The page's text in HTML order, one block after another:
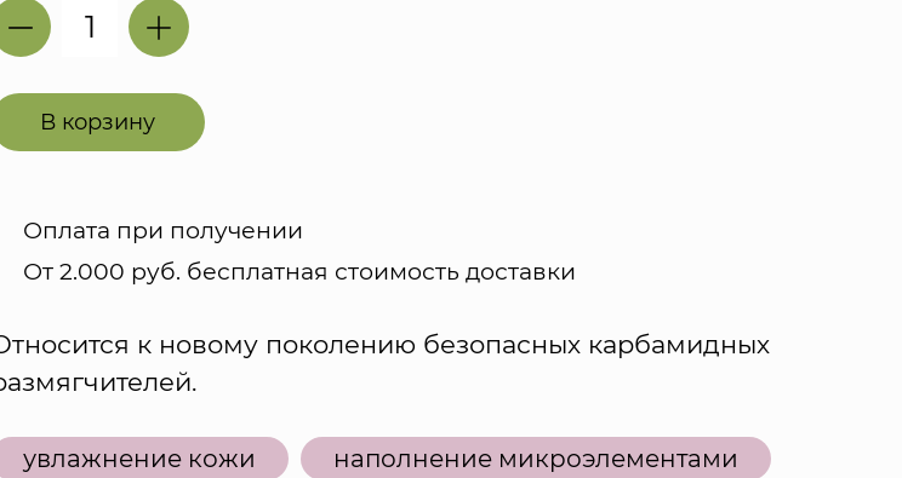
В корзину
Оплата при получении
От 2.000 руб. бесплатная стоимость доставки
к новому поколению безопасных карбамидных
увлажнение кожи
наполнение микроэлементами